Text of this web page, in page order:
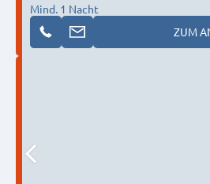
Mind. 1 Nacht
ZUM